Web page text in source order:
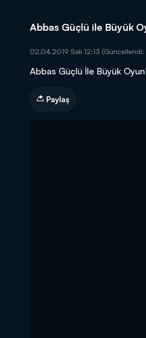
Abbas Güçlü ile Büyük
02.04.2019 Salı 12:13 (Güncellendi:
Abbas Güçlü İle Büyük
Paylaş